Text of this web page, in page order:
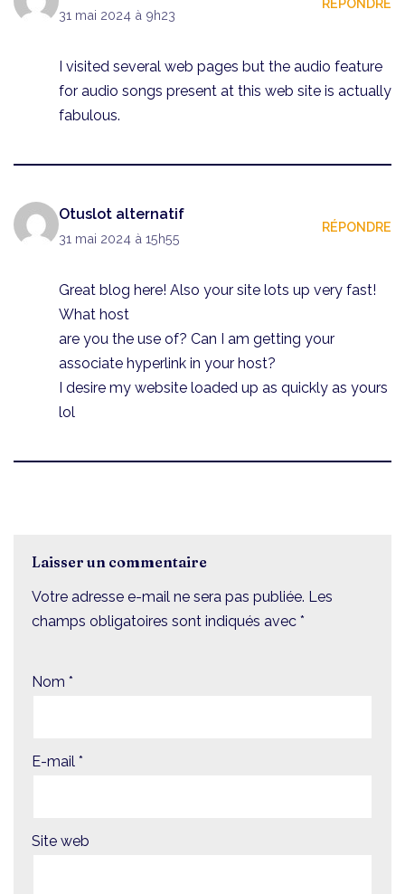
31 mai 2024 à 9h23
I visited several web pages but the audio feature
for audio songs present at this web site is actually
fabulous.
Otuslot alternatif
31 mai 2024 à 15h55
RÉPONDRE
Great blog here! Also your site lots up very fast!
What host
are you the use of? Can I am getting your
associate hyperlink in your host?
I desire my website loaded up as quickly as yours
lol
Laisser un commentaire
Votre adresse e-mail ne sera pas publiée. Les
champs obligatoires sont indiqués avec *
Nom *
E-mail *
Site web